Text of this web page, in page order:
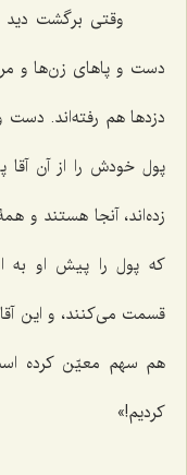
وقتی برگشت دید
دست و پاهای زن‌ها و
دزدها هم رفته‌اند. دست
پول خودش را از آن آقا
زده‌اند، آنجا هستند و
که پول را پیش او به
قسمت می‌کنند، و این
هم سهم معیّن کرده
کردیم!»